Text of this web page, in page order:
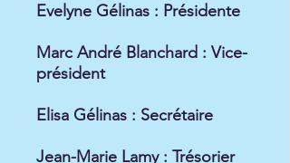
Evelyne Gélinas : Présidente
Marc André Blanchard : Vice-
président
Elisa Gélinas : Secrétaire
Jean-Marie Lamy : Trésorier